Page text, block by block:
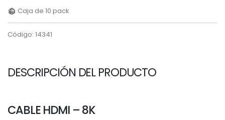
Caja de 10 pack
Código: 14341
DESCRIPCIÓN DEL PRODUCTO
CABLE HDMI – 8K